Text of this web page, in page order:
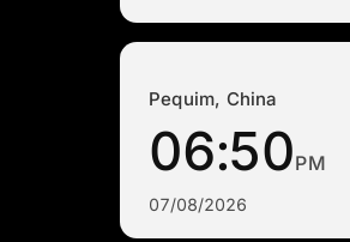
Pequim, China
06:50PM
07/08/2026